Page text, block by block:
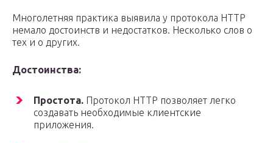
Многолетняя практика выявила у протокола HTTP
немало достоинств и недостатков. Несколько слов о
тех и о других.
Достоинства:
Простота. Протокол HTTP позволяет легко
создавать необходимые клиентские
приложения.